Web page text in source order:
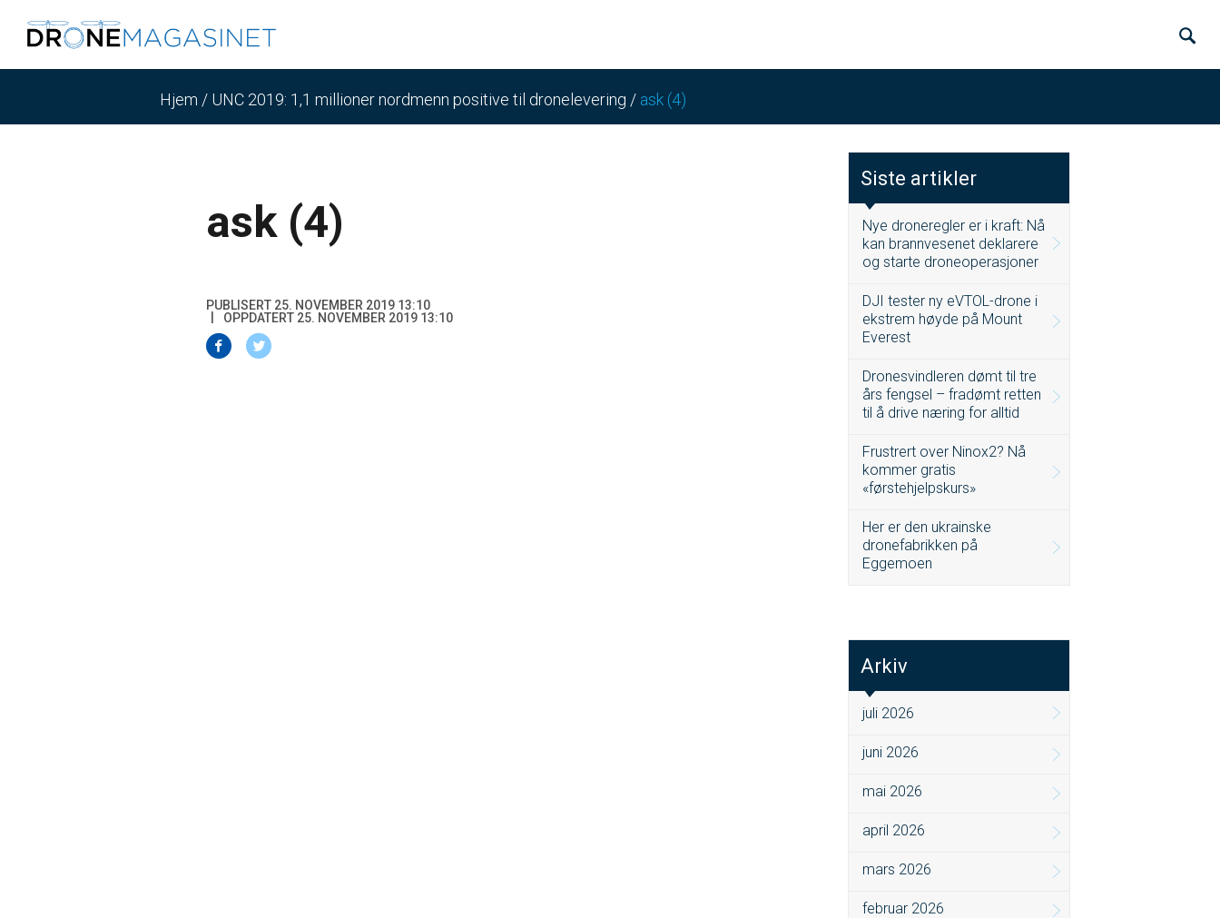
Hjem / UNC 2019: 1,1 millioner nordmenn positive til dronelevering / ask (4)
ask (4)
PUBLISERT 25. NOVEMBER 2019 13:10
OPPDATERT 25. NOVEMBER 2019 13:10
Siste artikler
Nye droneregler er i kraft: Nå
kan brannvesenet deklarere
og starte droneoperasjoner
DJI tester ny eVTOL-drone i
ekstrem høyde på Mount
Everest
Dronesvindleren dømt til tre
års fengsel – fradømt retten
til å drive næring for alltid
Frustrert over Ninox2? Nå
kommer gratis
«førstehjelpskurs»
Her er den ukrainske
dronefabrikken på
Eggemoen
Arkiv
juli 2026
juni 2026
mai 2026
april 2026
mars 2026
februar 2026